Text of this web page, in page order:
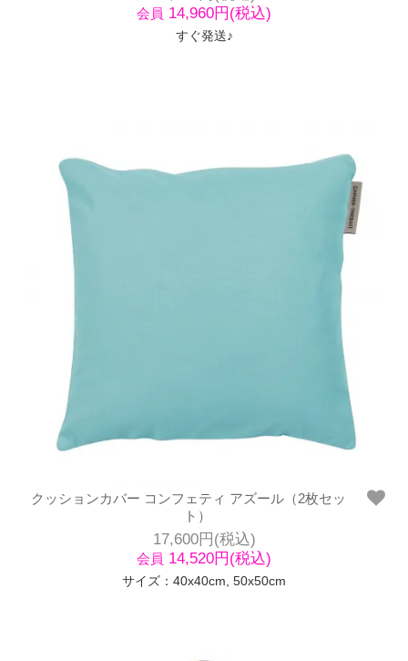
会員 14,960円(税込)
すぐ発送♪
クッションカバー コンフェティ アズール（2枚セッ
ト）
17,600円(税込)
会員 14,520円(税込)
サイズ：40x40cm, 50x50cm